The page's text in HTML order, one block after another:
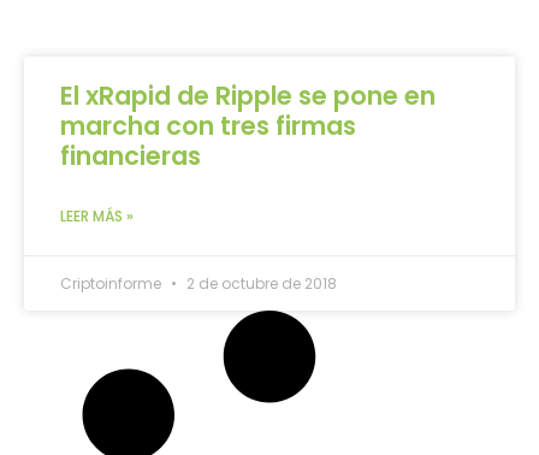
El xRapid de Ripple se pone en
marcha con tres firmas
financieras
LEER MÁS »
Criptoinforme 2 de octubre de 2018